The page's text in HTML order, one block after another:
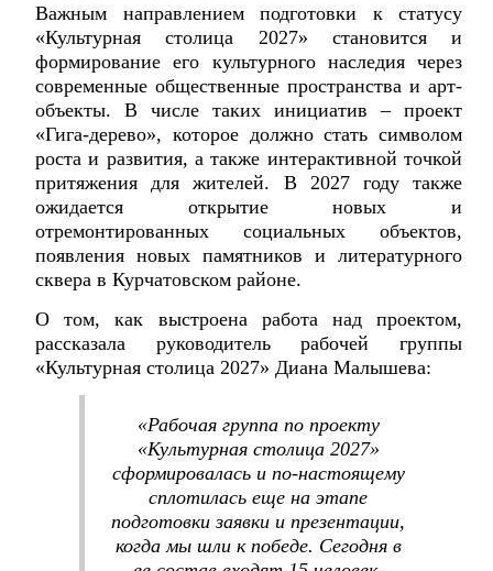
Важным направлением подготовки к статусу
«Культурная столица 2027» становится и
формирование его культурного наследия через
современные общественные пространства и арт-
объекты. В числе таких инициатив – проект
«Гига-дерево», которое должно стать символом
роста и развития, а также интерактивной точкой
притяжения для жителей. В 2027 году также
ожидается открытие новых и
отремонтированных социальных объектов,
появления новых памятников и литературного
сквера в Курчатовском районе.
О том, как выстроена работа над проектом,
рассказала руководитель рабочей группы
«Культурная столица 2027» Диана Малышева:
«Рабочая группа по проекту
«Культурная столица 2027»
сформировалась и по-настоящему
сплотилась еще на этапе
подготовки заявки и презентации,
когда мы шли к победе. Сегодня в